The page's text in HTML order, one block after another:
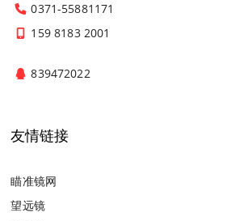
0371-55881171
159 8183 2001
839472022
友情链接
瞄准镜网
望远镜